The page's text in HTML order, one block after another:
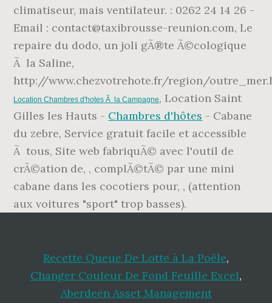
climatiseur, mais ventilateur. : 0262 24 14 26 -
Email : contact@taxibrousse-reunion.com, Le
repaire du dodo, un joli gÃ®te Ã©cologique
Ã la Saline,
http://www.chezvotrehote.fr/region/
Location Chambres d'hotes Ã la Campagne, Location Saint
Gilles les Hauts - Chambres d'hôtes - Cabane
du zebre, Service gratuit facile et accessible
Ã tous, Site web fabriquÃ© avec l'outil de
crÃ©ation de, , complÃ©tÃ© par une mini
cabane dans les cocotiers pour, , (attention
aux voitures "sport" trop basses).
Recette Queue De Lotte à La Poêle,
Changer Couleur De Fond Feuille Excel,
Aberdeen Asset Management